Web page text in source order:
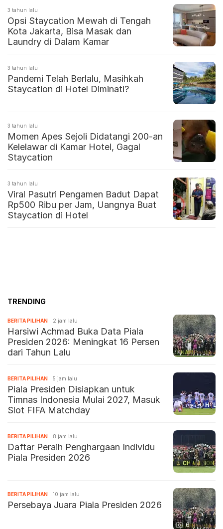
3 tahun lalu
Opsi Staycation Mewah di Tengah
Kota Jakarta, Bisa Masak dan
Laundry di Dalam Kamar
3 tahun lalu
Pandemi Telah Berlalu, Masihkah
Staycation di Hotel Diminati?
3 tahun lalu
Momen Apes Sejoli Didatangi 200-an
Kelelawar di Kamar Hotel, Gagal
Staycation
3 tahun lalu
Viral Pasutri Pengamen Badut Dapat
Rp500 Ribu per Jam, Uangnya Buat
Staycation di Hotel
TRENDING
BERITA PILIHAN 2 jam lalu
Harsiwi Achmad Buka Data Piala
Presiden 2026: Meningkat 16 Persen
dari Tahun Lalu
BERITA PILIHAN 5 jam lalu
Piala Presiden Disiapkan untuk
Timnas Indonesia Mulai 2027, Masuk
Slot FIFA Matchday
BERITA PILIHAN 8 jam lalu
Daftar Peraih Penghargaan Individu
Piala Presiden 2026
6
BERITA PILIHAN 10 jam lalu
Persebaya Juara Piala Presiden 2026